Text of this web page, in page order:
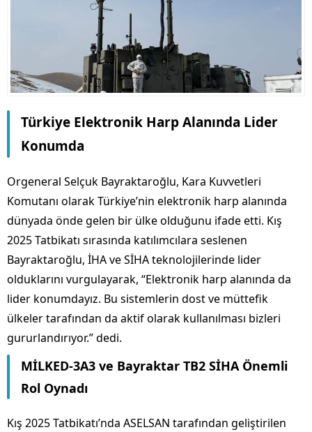
Türkiye Elektronik Harp Alanında Lider
Konumda
Orgeneral Selçuk Bayraktaroğlu, Kara Kuvvetleri
Komutanı olarak Türkiye’nin elektronik harp alanında
dünyada önde gelen bir ülke olduğunu ifade etti. Kış
2025 Tatbikatı sırasında katılımcılara seslenen
Bayraktaroğlu, İHA ve SİHA teknolojilerinde lider
olduklarını vurgulayarak, “Elektronik harp alanında da
lider konumdayız. Bu sistemlerin dost ve müttefik
ülkeler tarafından da aktif olarak kullanılması bizleri
gururlandırıyor.” dedi.
MİLKED-3A3 ve Bayraktar TB2 SİHA Önemli
Rol Oynadı
Kış 2025 Tatbikatı’nda ASELSAN tarafından geliştirilen